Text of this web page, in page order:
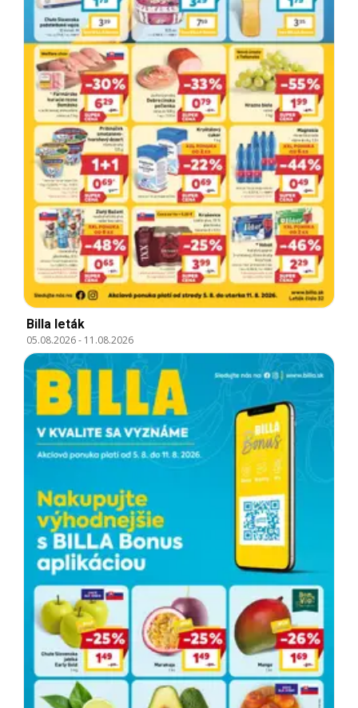
Billa leták
05.08.2026- 11.08.2026